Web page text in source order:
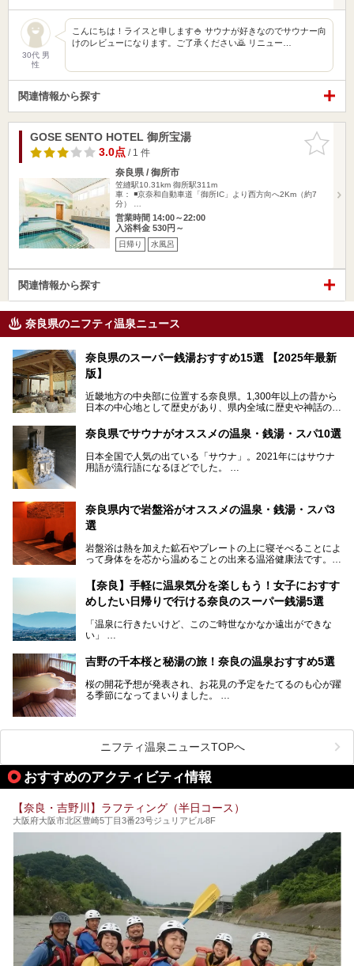
30代 男
性
こんにちは！ライスと申します🍚 サウナが好きなのでサウナー向
けのレビューになります。ご了承ください🙇 リニュー…
関連情報から探す
お気に入
りに追加
GOSE SENTO HOTEL 御所宝湯
3.0点/ 1 件
奈良県 / 御所市
笠縫駅10.31km 御所駅311m
車： ◾️京奈和自動車道「御所IC」より西方向へ2Km（約7
分） …
営業時間 14:00～22:00
入浴料金 530円～
日帰り 水風呂
関連情報から探す
奈良県のニフティ温泉ニュース
奈良県のスーパー銭湯おすすめ15選 【2025年最新
版】
近畿地方の中央部に位置する奈良県。1,300年以上の昔から
日本の中心地として歴史があり、県内全域に歴史や神話の舞
界遺産があり、古代をそこかしこに感じられる地域です。
そんな奈良県のスーパー銭湯は、便利な街中にある施設か
ら、険しい山中にある秘湯までバラエティ豊か。ここでは、
奈良県で評判のスーパー銭湯をご紹介します。
奈良県でサウナがオススメの温泉・銭湯・スパ10選
日本全国で人気の出ている「サウナ」。2021年にはサウナ
用語が流行語になるほどでした。
中心部に近いサウナや郊外にあるアウトドアフィンランド式
サウナなど種類も豊富です。
奈良県にあるサウナでリフレッシュしませんか？
奈良県内で岩盤浴がオススメの温泉・銭湯・スパ3
選
岩盤浴は熱を加えた鉱石やプレートの上に寝そべることによ
って身体をを芯から温めることの出来る温浴健康法です。じ
果だけではなく、代謝が高まり健康や美容にも良い影響が期
待できます。今回はそんな岩盤浴にこだわった、奈良県内の
オススメ温泉・銭湯・スパ3ヶ所を紹介させていただきま
【奈良】手軽に温泉気分を楽しもう！女子におすす
めしたい日帰りで行ける奈良のスーパー銭湯5選
「温泉に行きたいけど、このご時世なかなか遠出ができな
い」
そんな方も多いのではないでしょうか？
お宿に泊まって観光地を巡るような温泉旅行がしたいけど、
まとまった時間が取れない時もありますよね。
芯までじんわり温まってリラックス効果も抜群。
今回は、奈良で行けるおすすめのスーパー銭湯を5つご紹介
したいと思います。
吉野の千本桜と秘湯の旅！奈良の温泉おすすめ5選
桜の開花予想が発表され、お花見の予定をたてるのも心が躍
る季節になってまいりました。
まれるくらい日本人の心を捉えて離さない名所中の名所があ
ります。それは奈良県の吉野山。
す。また吉野山を含む「紀伊山地の霊場と参詣道」はユネス
コの世界遺産に登録されており、修験道の霊場として荘厳な
開湯300年と歴史のある霊験あらたかな吉野の湯で、春を感
じる湯治の旅はいかがでしょう。
今回は奈良県吉野のおすすめ温泉を紹介いたします！
ニフティ温泉ニュースTOPへ
おすすめのアクティビティ情報
【奈良・吉野川】ラフティング（半日コース）
大阪府大阪市北区豊崎5丁目3番23号ジュリアビル8F